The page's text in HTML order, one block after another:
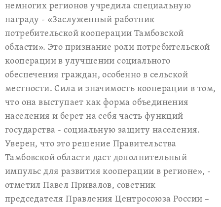
немногих регионов учредила специальную
награду - «Заслуженный работник
потребительской кооперации Тамбовской
области». Это признание роли потребительской
кооперации в улучшении социального
обеспечения граждан, особенно в сельской
местности. Сила и значимость кооперации в том,
что она выступает как форма объединения
населения и берет на себя часть функций
государства - социальную защиту населения.
Уверен, что это решение Правительства
Тамбовской области даст дополнительный
импульс для развития кооперации в регионе», -
отметил Павел Привалов, советник
председателя Правления Центросоюза России –